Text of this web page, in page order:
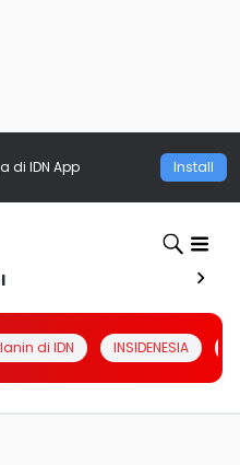
di IDN App Install
di IDN INSIDENESIA